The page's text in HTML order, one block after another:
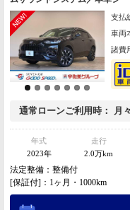
プレイ／シートヒーター／電
パワーシート／ＥＴＣ
支払
車両
諸費
通常ローンご利用時 月々
年式
2023年
走行
2.0万km
法定整備：整備付
[保証付]：1ヶ月・1000km